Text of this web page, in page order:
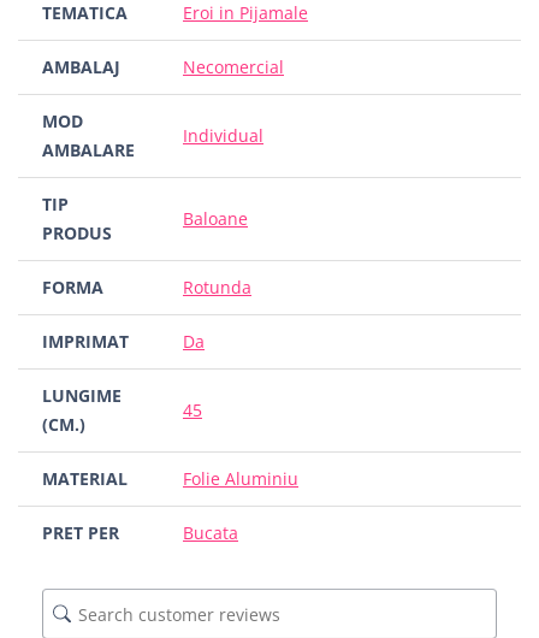
TEMATICA Eroi in Pijamale
AMBALAJ Necomercial
MOD
AMBALARE
Individual
TIP
PRODUS
Baloane
FORMA Rotunda
IMPRIMAT Da
LUNGIME
(CM.)
45
MATERIAL Folie Aluminiu
PRET PER Bucata